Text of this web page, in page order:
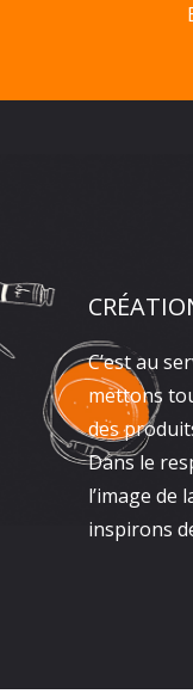
C’est au
mettons
des
Dans le
l’image de
inspirons